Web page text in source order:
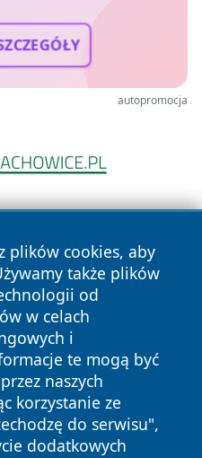
autopromocja
plików cookies, aby
także plików
od
w celach
i
te mogą być
naszych
korzystanie ze
do serwisu",
dodatkowych
Wszystkie prawa
Polityka
Cookies